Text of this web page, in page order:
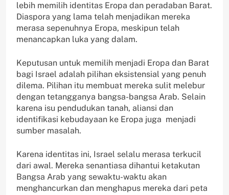
lebih memilih identitas Eropa dan peradaban Barat.
Diaspora yang lama telah menjadikan mereka
merasa sepenuhnya Eropa, meskipun telah
menancapkan luka yang dalam.
Keputusan untuk memilih menjadi Eropa dan Barat
bagi Israel adalah pilihan eksistensial yang penuh
dilema. Pilihan itu membuat mereka sulit melebur
dengan tetangganya bangsa-bangsa Arab. Selain
karena isu pendudukan tanah, aliansi dan
identifikasi kebudayaan ke Eropa juga menjadi
sumber masalah.
Karena identitas ini, Israel selalu merasa terkucil
dari awal. Mereka senantiasa dihantui ketakutan
Bangsa Arab yang sewaktu-waktu akan
menghancurkan dan menghapus mereka dari peta